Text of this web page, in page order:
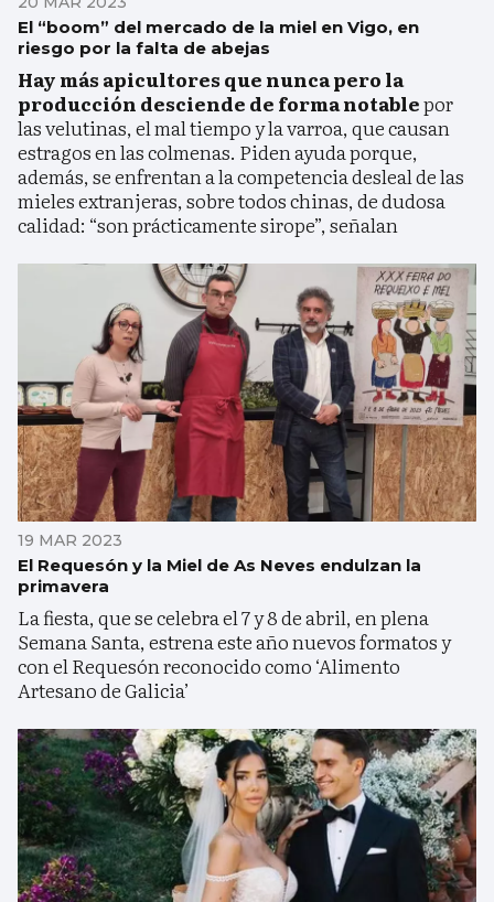
El “boom” del mercado de la miel en Vigo, en
riesgo por la falta de abejas
Hay más apicultores que nunca pero la
producción desciende de forma notablepor
las velutinas, el mal tiempo y la varroa, que causan
estragos en las colmenas. Piden ayuda porque,
además, se enfrentan a la competencia desleal de las
mieles extranjeras, sobre todos chinas, de dudosa
calidad: “son prácticamente sirope”, señalan
19 MAR 2023
El Requesón y la Miel de As Neves endulzan la
primavera
La fiesta, que se celebra el 7 y 8 de abril, en plena
Semana Santa, estrena este año nuevos formatos y
con el Requesón reconocido como ‘Alimento
Artesano de Galicia’